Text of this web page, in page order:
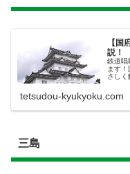
【国
説！
鉄道唱
ます
さしく
tetsudou-kyukyoku.com
三島